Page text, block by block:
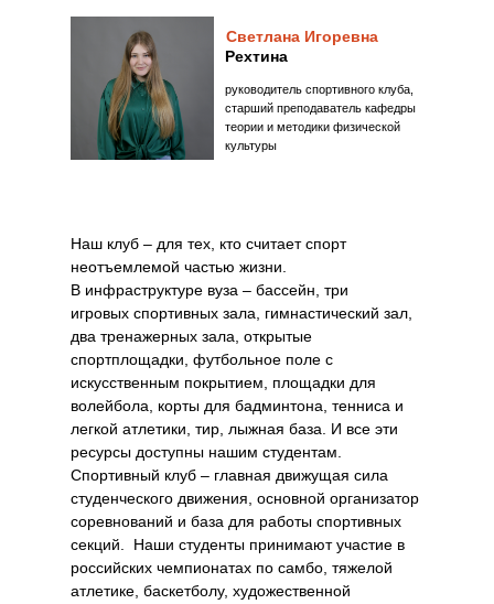
Рехтина
Светлана Игоревна
руководитель спортивного клуба,
старший преподаватель кафедры
теории и методики физической
культуры
Наш клуб – для тех, кто считает спорт
неотъемлемой частью жизни.
В инфраструктуре вуза – бассейн, три
игровых спортивных зала, гимнастический зал,
два тренажерных зала, открытые
спортплощадки, футбольное поле с
искусственным покрытием, площадки для
волейбола, корты для бадминтона, тенниса и
легкой атлетики, тир, лыжная база. И все эти
ресурсы доступны нашим студентам.
Спортивный клуб – главная движущая сила
студенческого движения, основной организатор
соревнований и база для работы спортивных
секций. Наши студенты принимают участие в
российских чемпионатах по самбо, тяжелой
атлетике, баскетболу, художественной